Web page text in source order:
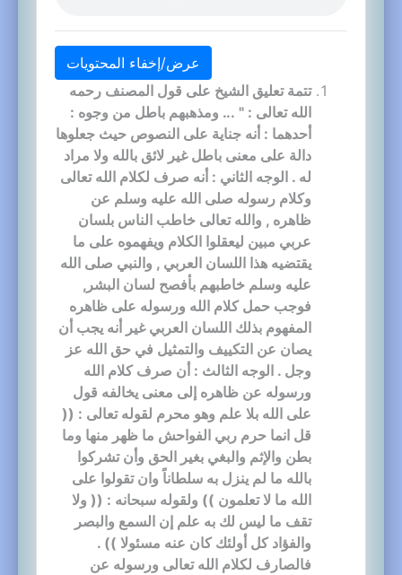
عرض/إخفاء المحتويات
تتمة تعليق الشيخ على قول المصنف رحمه
الله تعالى : " ... ومذهبهم باطل من وجوه :
أحدهما : أنه جناية على النصوص حيث جعلوها
دالة على معنى باطل غير لائق بالله ولا مراد
له . الوجه الثاني : أنه صرف لكلام الله تعالى
وكلام رسوله صلى الله عليه وسلم عن
ظاهره , والله تعالى خاطب الناس بلسان
عربي مبين ليعقلوا الكلام ويفهموه على ما
يقتضيه هذا اللسان العربي , والنبي صلى الله
عليه وسلم خاطبهم بأفصح لسان البشر,
فوجب حمل كلام الله ورسوله على ظاهره
المفهوم بذلك اللسان العربي غير أنه يجب أن
يصان عن التكييف والتمثيل في حق الله عز
وجل . الوجه الثالث : أن صرف كلام الله
ورسوله عن ظاهره إلى معنى يخالفه قول
على الله بلا علم وهو محرم لقوله تعالى : ((
قل انما حرم ربي الفواحش ما ظهر منها وما
بطن والإثم والبغي بغير الحق وأن تشركوا
بالله ما لم ينزل به سلطاناً وان تقولوا على
الله ما لا تعلمون )) ولقوله سبحانه : (( ولا
تقف ما ليس لك به علم إن السمع والبصر
والفؤاد كل أولئك كان عنه مسئولا )) .
فالصارف لكلام الله تعالى ورسوله عن